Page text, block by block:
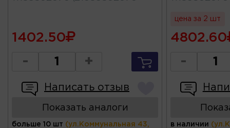
1402.50
- +
Написать отзыв
Показать аналоги
больше 10 шт (ул.Коммунальная 43,
цена за 2 шт
4802.60
-
в наличии